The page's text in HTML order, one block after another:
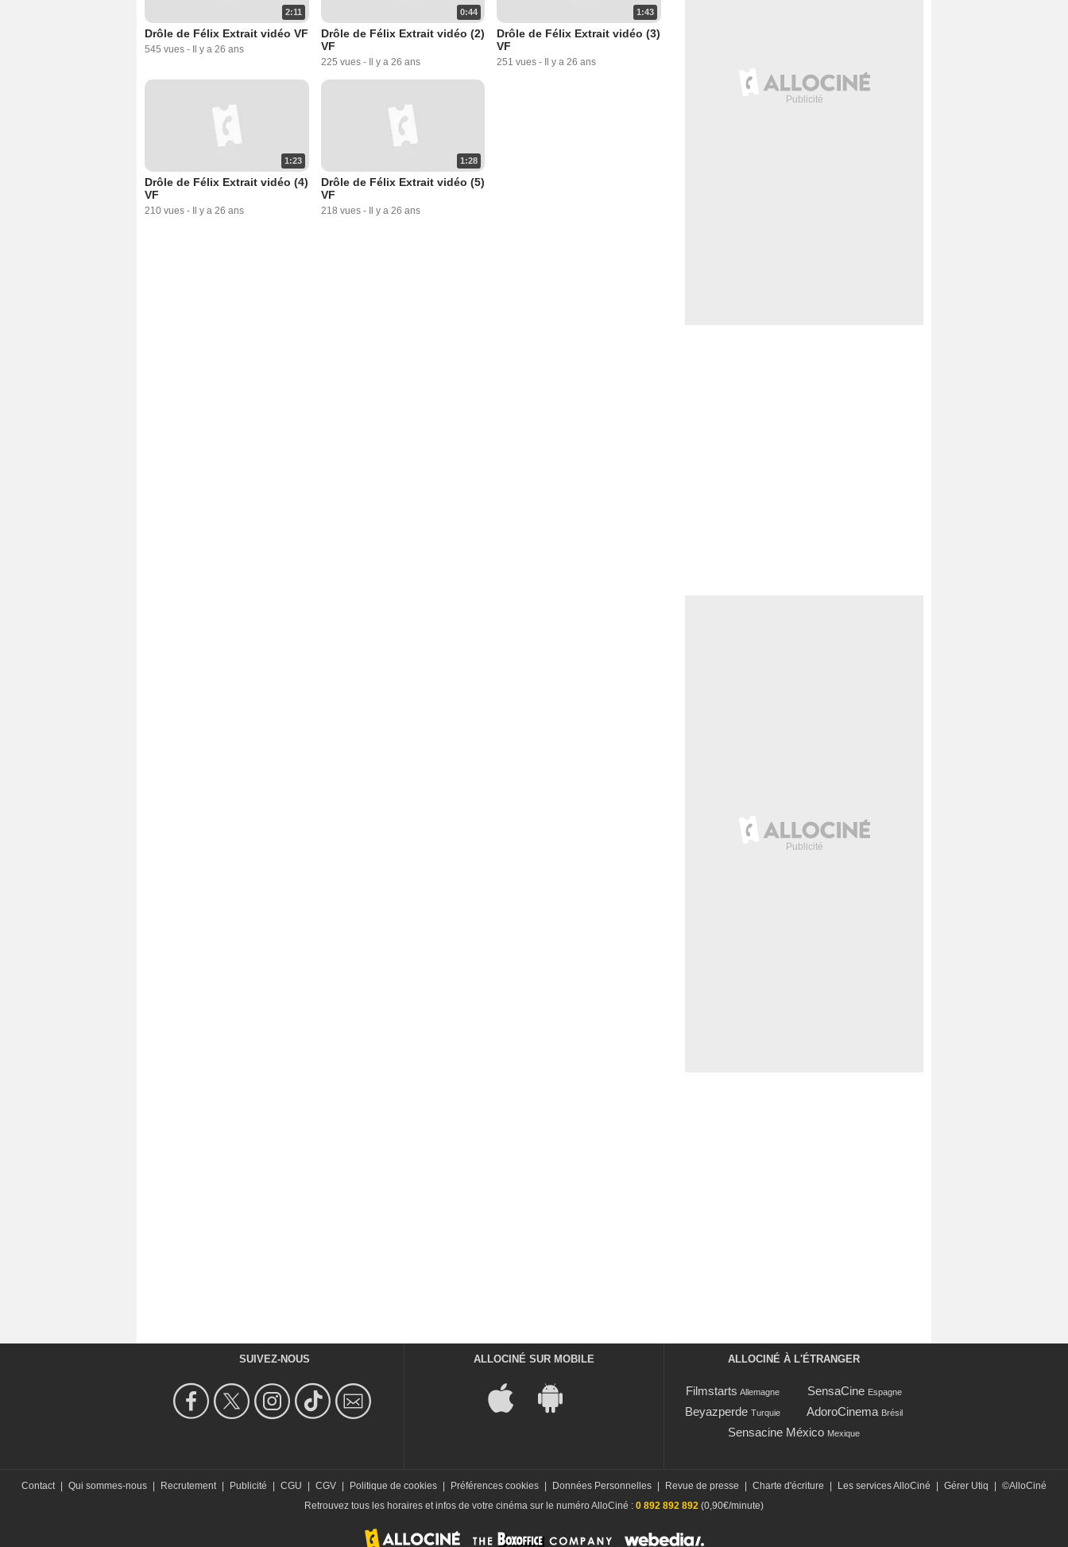
2:11
Drôle de Félix Extrait vidéo VF
545 vues - Il y a 26 ans
0:44
Drôle de Félix Extrait vidéo (2)
VF
225 vues - Il y a 26 ans
1:43
Drôle de Félix Extrait vidéo (3)
VF
251 vues - Il y a 26 ans
1:23
Drôle de Félix Extrait vidéo (4)
VF
210 vues - Il y a 26 ans
1:28
Drôle de Félix Extrait vidéo (5)
VF
218 vues - Il y a 26 ans
SUIVEZ-NOUS ALLOCINÉ SUR MOBILE ALLOCINÉ À L'ÉTRANGER
Filmstarts Allemagne SensaCine Espagne
Beyazperde Turquie AdoroCinema Brésil
Sensacine México Mexique
Contact Qui sommes-nous Recrutement Publicité CGU CGV Politique de cookies Préférences cookies Données Personnelles Revue de presse Charte d'écriture Les services AlloCiné Gérer Utiq
©AlloCiné
Retrouvez tous les horaires et infos de votre cinéma sur le numéro AlloCiné : 0 892 892 892 (0,90€/minute)